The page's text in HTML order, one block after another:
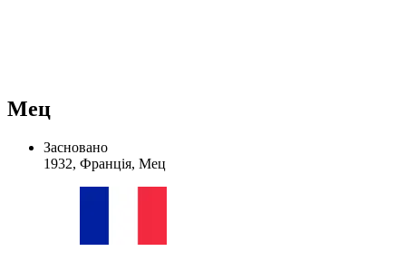
Мец
Засновано
1932, Франція, Мец